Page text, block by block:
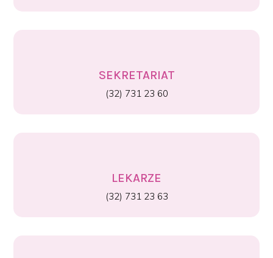
SEKRETARIAT
(32) 731 23 60
LEKARZE
(32) 731 23 63